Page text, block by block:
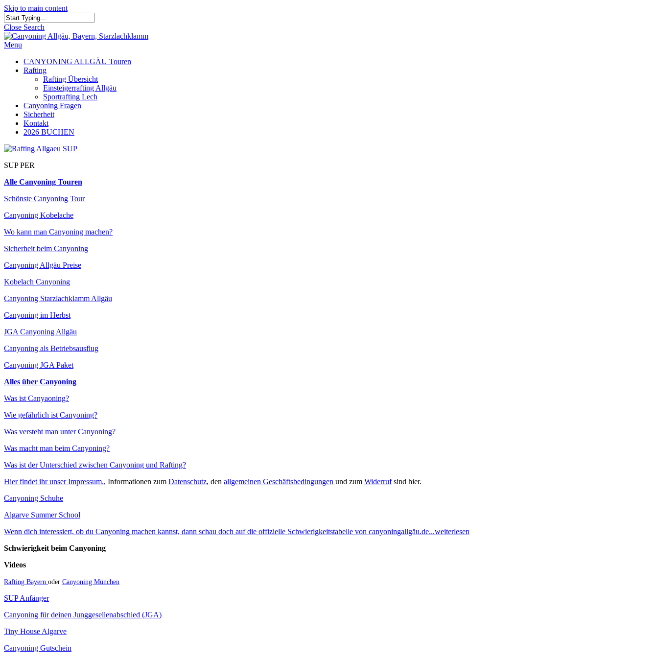
Skip to main content
Close Search
Menu
CANYONING ALLGÄU Touren
Rafting
Rafting Übersicht
Einsteigerrafting Allgäu
Sportrafting Lech
Canyoning Fragen
Sicherheit
Kontakt
2026 BUCHEN
SUP PER
Alle Canyoning Touren
Schönste Canyoning Tour
Canyoning Kobelache
Wo kann man Canyoning machen?
Sicherheit beim Canyoning
Canyoning Allgäu Preise
Kobelach Canyoning
Canyoning Starzlachklamm Allgäu
Canyoning im Herbst
JGA Canyoning Allgäu
Canyoning als Betriebsausflug
Canyoning JGA Paket
Alles über Canyoning
Was ist Canyaoning?
Wie gefährlich ist Canyoning?
Was versteht man unter Canyoning?
Was macht man beim Canyoning?
Was ist der Unterschied zwischen Canyoning und Rafting?
Hier findet ihr unser Impressum., Informationen zum Datenschutz, den allgemeinen Geschäftsbedingungen und zum Widerrufsind hier.
Canyoning Schuhe
Algarve Summer School
Wenn dich interessiert, ob du Canyoning machen kannst, dann schau doch auf die offizielle Schwierigkeitstabelle von canyoningallgäu.de...weiterlesen
Schwierigkeit beim Canyoning
Videos
Rafting Bayern oder Canyoning München
SUP Anfänger
Canyoning für deinen Junggesellenabschied (JGA)
Tiny House Algarve
Canyoning Gutschein